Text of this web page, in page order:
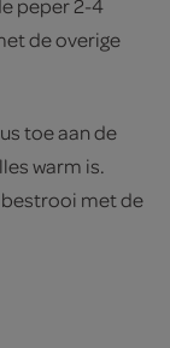
de overige
toe aan de
warm is.
bestrooi met de